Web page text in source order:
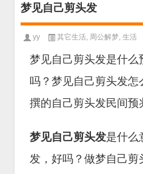
梦见自己剪头发
yy 其它生活, 周公解梦, 生活
梦见自己剪头发是什么
吗？梦见自己剪头发怎
撰的自己剪头发民间预
梦见自己剪头发是什么
发，好吗？做梦自己剪